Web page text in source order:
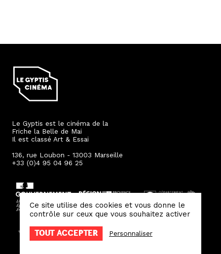
Le Gyptis est le cinéma de la
Friche la Belle de Mai
Il est classé Art & Essai
136, rue Loubon - 13003 Marseille
+33 (0)4 95 04 96 25
Ce site utilise des cookies et vous donne le
contrôle sur ceux que vous souhaitez activer
TOUT ACCEPTER Personnaliser